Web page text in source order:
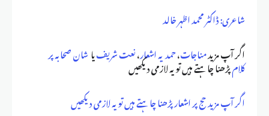
شاعری: ڈاکٹر محمد اظہر خالد
اگر آپ مزیدمناجات،حمدیہ اشعار،نعت شریفیاشان صحابہ پر
کلامپڑھنا چاہتے ہیں تو یہ لازمی دیکھیں
اگر آپ مزید حج پر اشعار پڑھنا چاہتے ہیں تو یہ لازمی دیکھیں